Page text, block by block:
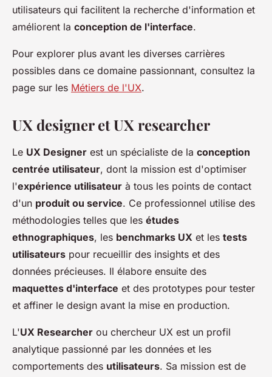
utilisateurs qui facilitent la recherche d'information et
améliorent la conception de l'interface.
Pour explorer plus avant les diverses carrières
possibles dans ce domaine passionnant, consultez la
page sur les Métiers de l'UX.
UX designer et UX researcher
Le UX Designer est un spécialiste de la conception
centrée utilisateur, dont la mission est d'optimiser
l'expérience utilisateur à tous les points de contact
d'un produit ou service. Ce professionnel utilise des
méthodologies telles que les études
ethnographiques, les benchmarks UX et les tests
utilisateurs pour recueillir des insights et des
données précieuses. Il élabore ensuite des
maquettes d'interface et des prototypes pour tester
et affiner le design avant la mise en production.
L'UX Researcher ou chercheur UX est un profil
analytique passionné par les données et les
comportements des utilisateurs. Sa mission est de